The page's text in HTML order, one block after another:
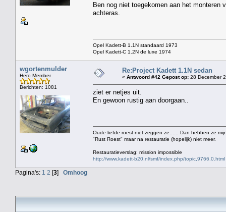
Ben nog niet toegekomen aan het monteren
achteras.
Opel Kadett-B 1.1N standaard 1973
Opel Kadett-C 1.2N de luxe 1974
wgortenmulder
Hero Member
Berichten: 1081
Re:Project Kadett 1.1N sedan
« Antwoord #42 Gepost op: 28 December
ziet er netjes uit.
En gewoon rustig aan doorgaan..
Oude liefde roest niet zeggen ze...... Dan hebben ze
"Rust Roest" maar na restauratie (hopelijk) niet meer.
Restauratieverslag: mission impossible
http://www.kadett-b20.nl/smf/index.php/topic,9766.0.html
Pagina's: 1 2 [3] Omhoog